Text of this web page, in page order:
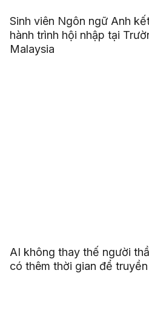
Sinh viên Ngôn ngữ Anh
hành trình hội nhập tại
Malaysia
AI không thay thế người
có thêm thời gian để